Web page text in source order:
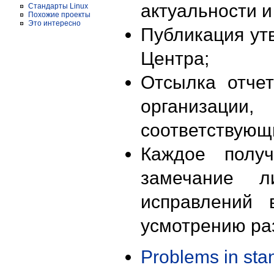
Стандарты Linux
Похожие проекты
Это интересно
актуальности
Публикация
Центра;
Отсылка
Каждое
замечание
исправлений
усмотрению
Problems in